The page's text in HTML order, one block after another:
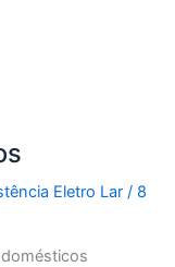
Eletro Lar/ 8